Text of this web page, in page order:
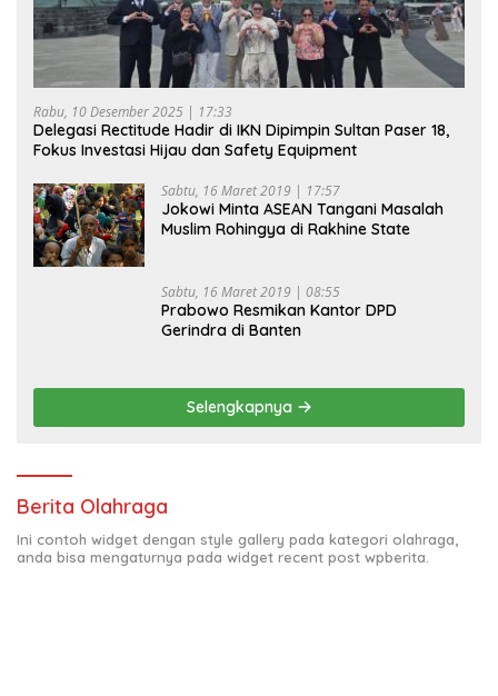
Rabu, 10 Desember 2025 | 17:33
Delegasi Rectitude Hadir di IKN Dipimpin Sultan Paser 18,
Fokus Investasi Hijau dan Safety Equipment
Sabtu, 16 Maret 2019 | 17:57
Jokowi Minta ASEAN Tangani Masalah
Muslim Rohingya di Rakhine State
Sabtu, 16 Maret 2019 | 08:55
Prabowo Resmikan Kantor DPD
Gerindra di Banten
Selengkapnya
Berita Olahraga
Ini contoh widget dengan style gallery pada kategori olahraga,
anda bisa mengaturnya pada widget recent post wpberita.